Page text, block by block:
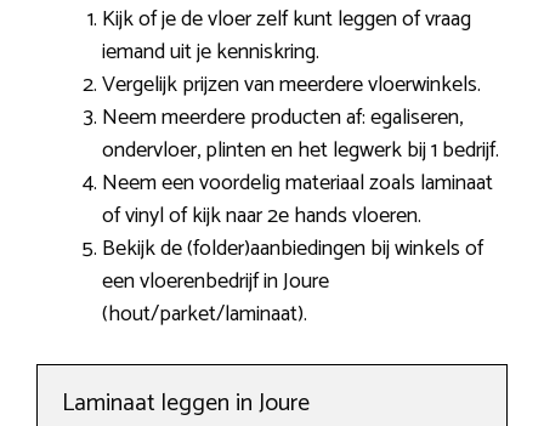
Kijk of je de vloer zelf kunt leggen of vraag
iemand uit je kenniskring.
Vergelijk prijzen van meerdere vloerwinkels.
Neem meerdere producten af: egaliseren,
ondervloer, plinten en het legwerk bij 1 bedrijf.
Neem een voordelig materiaal zoals laminaat
of vinyl of kijk naar 2e hands vloeren.
Bekijk de (folder)aanbiedingen bij winkels of
een vloerenbedrijf in Joure
(hout/parket/laminaat).
Laminaat leggen in Joure